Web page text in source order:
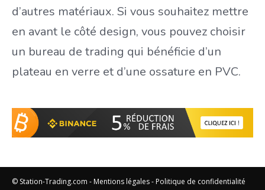
d’autres matériaux. Si vous souhaitez mettre
en avant le côté design, vous pouvez choisir
un bureau de trading qui bénéficie d’un
plateau en verre et d’une ossature en PVC.
© Station-Trading.com - Mentions légales- Politique de confidentialité